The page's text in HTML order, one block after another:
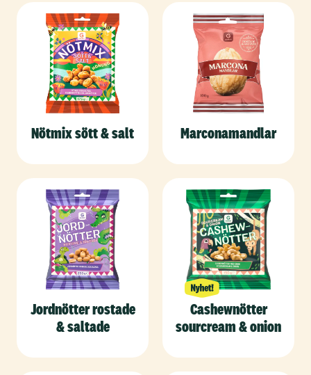
Nötmix sött & salt Marconamandlar
Jordnötter rostade
& saltade
Cashewnötter
sourcream & onion